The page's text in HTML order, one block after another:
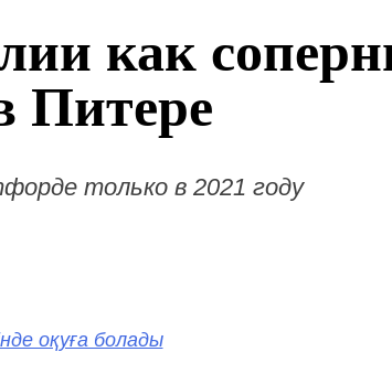
как
Питере
только в 2021 году
оқуға болады